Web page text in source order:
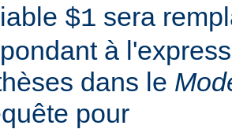
$1 sera
à
dans le
pour